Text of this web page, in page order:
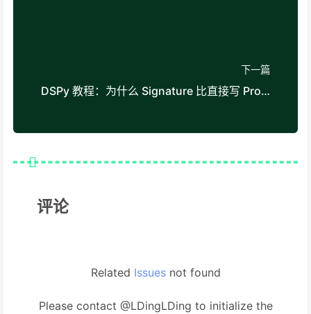
下一篇
DSPy 教程：为什么 Signature 比直接写 Prompt 更容易做自动优化
评论
Related Issuesnot found
Please contact @LDingLDing to initialize the